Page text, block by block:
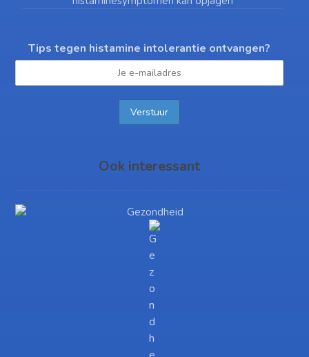
Tips tegen histamine intolerantie ontvangen?
Ook interessant